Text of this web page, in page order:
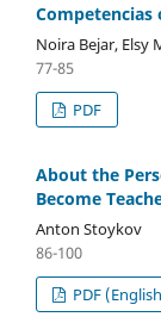
Noira Bejar, Elsy
77-85
PDF
About the
Become
Anton Stoykov
86-100
PDF